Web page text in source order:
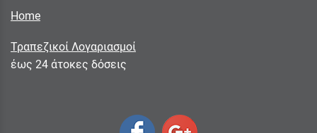
Home
Τραπεζικοί Λογαριασμοί
έως 24 άτοκες δόσεις